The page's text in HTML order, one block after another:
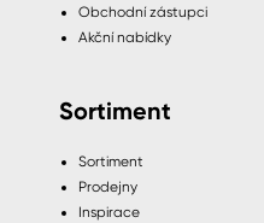
Obchodní zástupci
Akční nabídky
Sortiment
Sortiment
Prodejny
Inspirace